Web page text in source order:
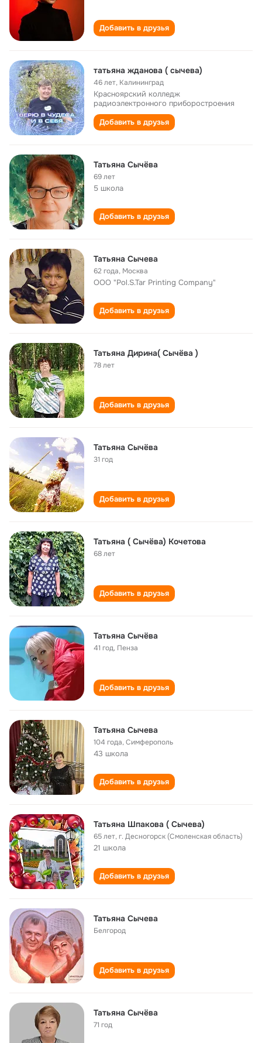
Добавить в друзья
татьяна жданова ( сычева)
46 лет, Калининград
Красноярский колледж
радиоэлектронного приборостроения
Добавить в друзья
Татьяна Сычёва
69 лет
5 школа
Добавить в друзья
Татьяна Сычева
62 года, Москва
OOO "Pol.S.Tar Printing Company"
Добавить в друзья
Taтьяна Дирина( Сычёва )
78 лет
Добавить в друзья
Татьяна Сычёва
31 год
Добавить в друзья
Татьяна ( Сычёва) Кочетова
68 лет
Добавить в друзья
Татьяна Сычёва
41 год, Пенза
Добавить в друзья
Татьяна Сычева
104 года,Симферополь
43 школа
Добавить в друзья
Татьяна Шпакова ( Сычева)
65 лет,г. Десногорск (Смоленская область)
21 школа
Добавить в друзья
Татьяна Сычева
Белгород
Добавить в друзья
Татьяна Сычёва
71 год